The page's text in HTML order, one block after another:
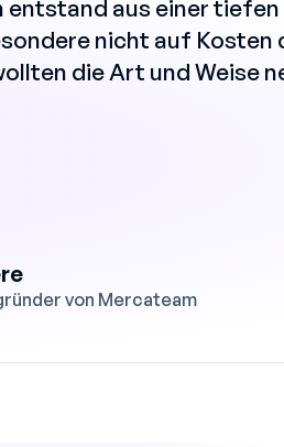
aus einer
nicht auf
die Art und Weise
von Mercateam